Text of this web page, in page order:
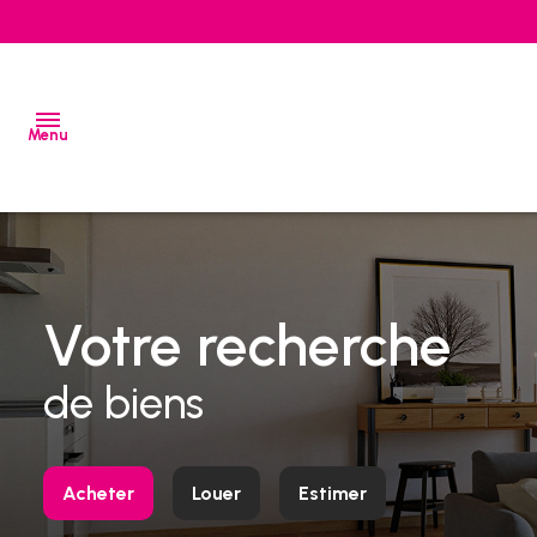
Menu
ventes
estimation
alerte
mail
Votre recherche
de biens
Acheter Louer Estimer